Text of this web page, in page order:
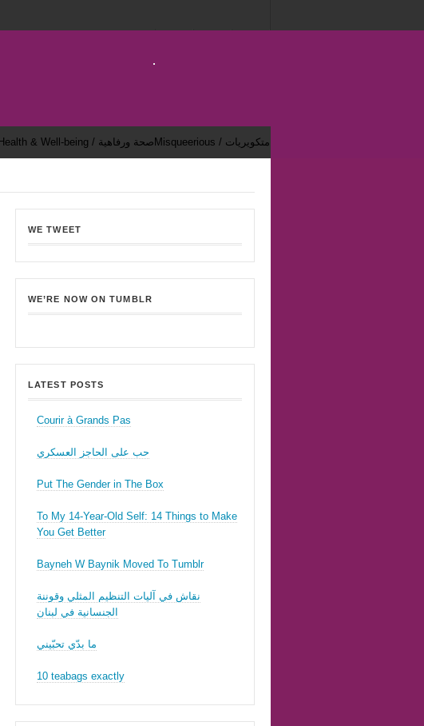
Health & Well-being / صحة ورفاهية Misqueerious / متكويريات
WE TWEET
WE’RE NOW ON TUMBLR
LATEST POSTS
Courir à Grands Pas
حب على الحاجز العسكري
Put The Gender in The Box
To My 14-Year-Old Self: 14 Things to Make
You Get Better
Bayneh W Baynik Moved To Tumblr
نقاش في آليات التنظيم المثلي وقوننة
الجنسانية في لبنان
ما بدّي تحبّيني
10 teabags exactly